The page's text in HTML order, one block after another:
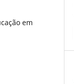
em